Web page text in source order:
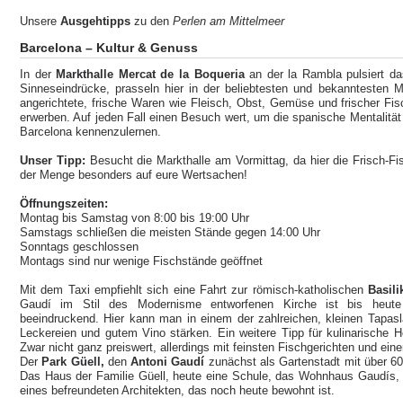
Unsere Ausgehtipps zu den Perlen am Mittelmeer
Barcelona – Kultur & Genuss
In der Markthalle Mercat de la Boqueriaan der la Rambla pulsiert
Sinneseindrücke, prasseln hier in der beliebtesten und bekanntesten
angerichtete, frische Waren wie Fleisch, Obst, Gemüse und frischer
erwerben. Auf jeden Fall einen Besuch wert, um die spanische
Barcelona kennenzulernen.
Unser Tipp: Besucht die Markthalle am Vormittag, da hier die Frisch-
der Menge besonders auf eure Wertsachen!
Öffnungszeiten:
Montag bis Samstag von 8:00 bis 19:00 Uhr
Samstags schließen die meisten Stände gegen 14:00 Uhr
Sonntags geschlossen
Montags sind nur wenige Fischstände geöffnet
Mit dem Taxi empfiehlt sich eine Fahrt zur römisch-katholischen
Gaudí im Stil des Modernisme entworfenen Kirche ist bis
beeindruckend. Hier kann man in einem der zahlreichen, kleinen
Leckereien und gutem Vino stärken. Ein weitere Tipp für kulinarische
Zwar nicht ganz preiswert, allerdings mit feinsten Fischgerichten und
Der Park Güell, denAntoni Gaudí zunächst als Gartenstadt mit über
Das Haus der Familie Güell, heute eine Schule, das Wohnhaus
eines befreundeten Architekten, das noch heute bewohnt ist.